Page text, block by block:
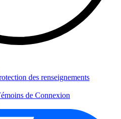
des renseignements
de Connexion